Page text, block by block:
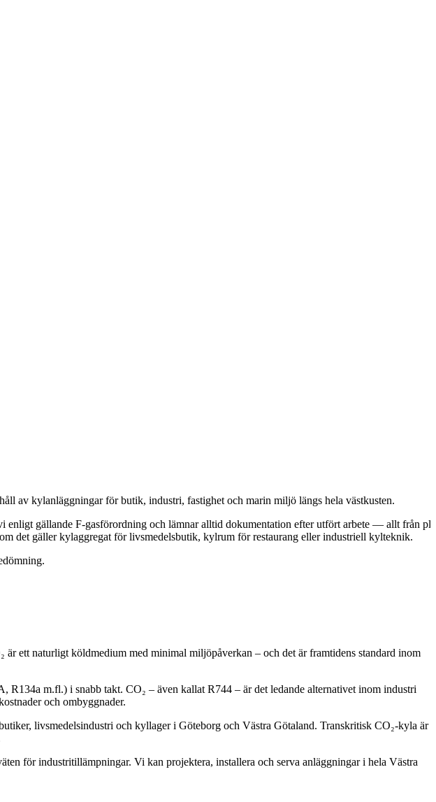
av kylanläggningar för butik, industri, fastighet och marin miljö längs hela västkusten.
gällande F-gasförordning och lämnar alltid dokumentation efter utfört arbete — allt från
det gäller kylaggregat för livsmedelsbutik, kylrum för restaurang eller industriell kylteknik.
är ett naturligt köldmedium med minimal miljöpåverkan – och det är framtidens standard inom
m.fl.) i snabb takt. CO₂ – även kallat R744 – är det ledande alternativet inom industri
och ombyggnader.
livsmedelsindustri och kyllager i Göteborg och Västra Götaland. Transkritisk CO₂-kyla är
för industritillämpningar. Vi kan projektera, installera och serva anläggningar i hela Västra